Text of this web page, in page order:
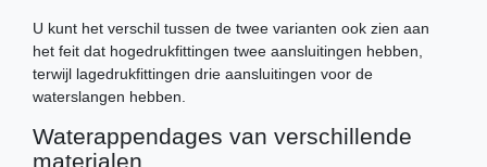
U kunt het verschil tussen de twee varianten ook zien aan
het feit dat hogedrukfittingen twee aansluitingen hebben,
terwijl lagedrukfittingen drie aansluitingen voor de
waterslangen hebben.
Waterappendages van verschillende
materialen